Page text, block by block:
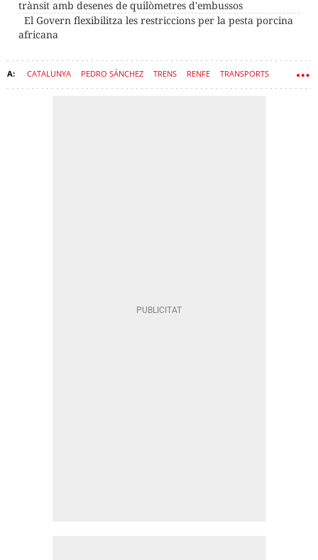
trànsit amb desenes de quilòmetres d'embussos
El Govern flexibilitza les restriccions per la pesta porcina
africana
CATALUNYA PEDRO SÁNCHEZ TRENS RENFE TRANSPORTS